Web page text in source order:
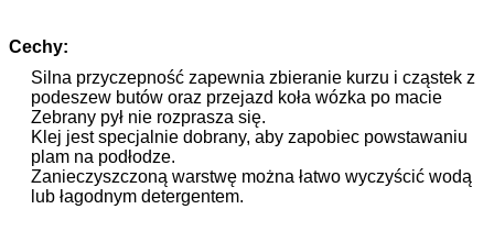
Cechy:
Silna przyczepność zapewnia zbieranie kurzu i cząstek z
podeszew butów oraz przejazd koła wózka po macie
Zebrany pył nie rozprasza się.
Klej jest specjalnie dobrany, aby zapobiec powstawaniu
plam na podłodze.
Zanieczyszczoną warstwę można łatwo wyczyścić wodą
lub łagodnym detergentem.